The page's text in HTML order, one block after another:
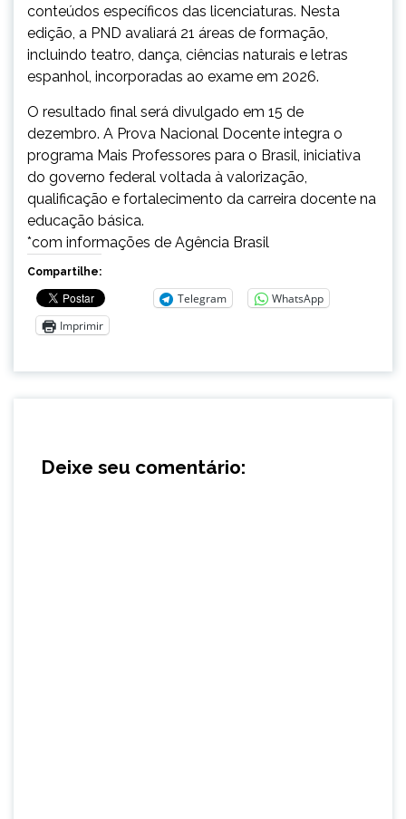
conteúdos específicos das licenciaturas. Nesta
edição, a PND avaliará 21 áreas de formação,
incluindo teatro, dança, ciências naturais e letras
espanhol, incorporadas ao exame em 2026.
O resultado final será divulgado em 15 de
dezembro. A Prova Nacional Docente integra o
programa Mais Professores para o Brasil, iniciativa
do governo federal voltada à valorização,
qualificação e fortalecimento da carreira docente na
educação básica.
*com informações de Agência Brasil
Compartilhe:
Telegram
WhatsApp
Imprimir
Deixe seu comentário: